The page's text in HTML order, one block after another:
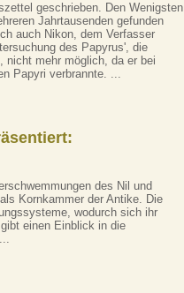
geschrieben. Den Wenigsten
Jahrtausenden gefunden
auch Nikon, dem Verfasser
des Papyrus', die
nicht mehr möglich, da er bei
Papyri verbrannte. ...
des Nil und
Kornkammer der Antike. Die
wodurch sich ihr
einen Einblick in die